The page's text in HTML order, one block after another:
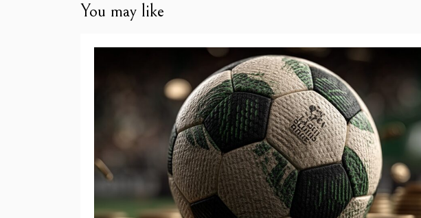
You may like